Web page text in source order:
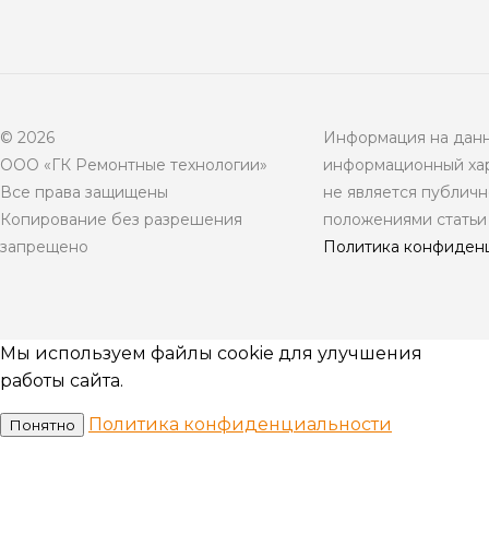
© 2026
ООО «ГК Ремонтные технологии»
Все права защищены
Копирование без разрешения
запрещено
Информация на
информационный
не является
положениями
Политика
Мы используем файлы cookie для улучшения
работы сайта.
Понятно Политика конфиденциальности